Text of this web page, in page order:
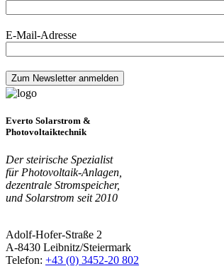
E-Mail-Adresse
Everto Solarstrom &
Photovoltaiktechnik
Der steirische Spezialist
für Photovoltaik-Anlagen,
dezentrale Stromspeicher,
und Solarstrom seit 2010
Adolf-Hofer-Straße 2
A-8430 Leibnitz/Steiermark
Telefon: +43 (0) 3452-20 802